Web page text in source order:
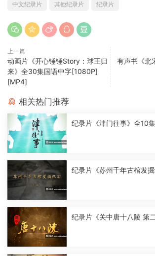
中文纪录片 其他纪录片 纪录片
上一篇
动画片《开心锤锤Story：球王归
来》全30集国语中字[1080P]
[MP4]
有声书《北
相关热门推荐
纪录片《津门往事》全10
纪录片《苏州千年古棺发
纪录片《关中唐十八陵 第